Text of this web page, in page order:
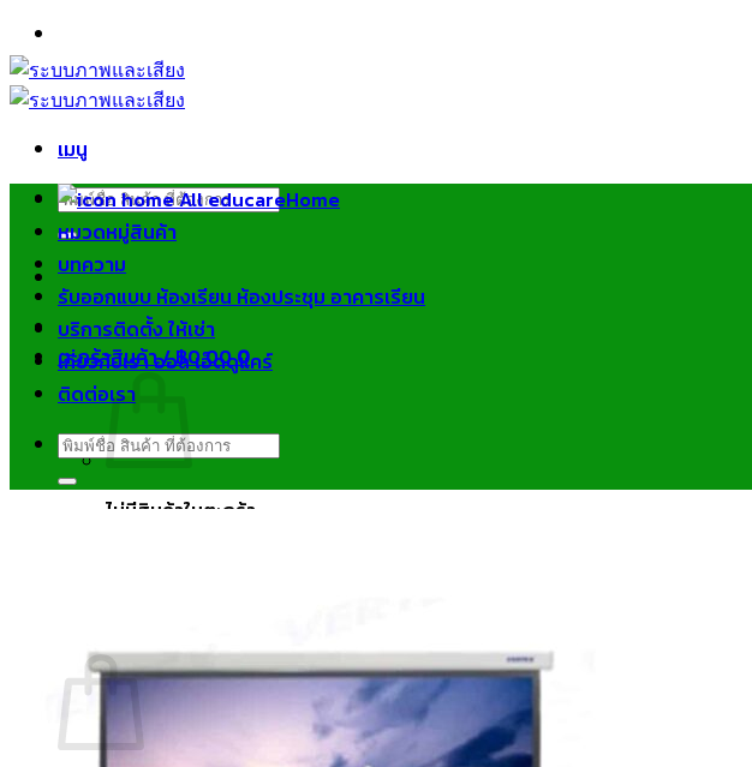
ข้าม
ไป
ยัง
เมนู
ค้นหา:
ตะกร้าสินค้า /฿0.000
ไม่มีสินค้าในตะกร้า
Home
หมวดหมู่สินค้า
บทความ
รับออกแบบ ห้องเรียน ห้องประชุม อาคารเรียน
บริการติดตั้ง ให้เช่า
เกี่ยวกับเรา ออล เอ็ดดูแคร์
ติดต่อเรา
ค้นหา: